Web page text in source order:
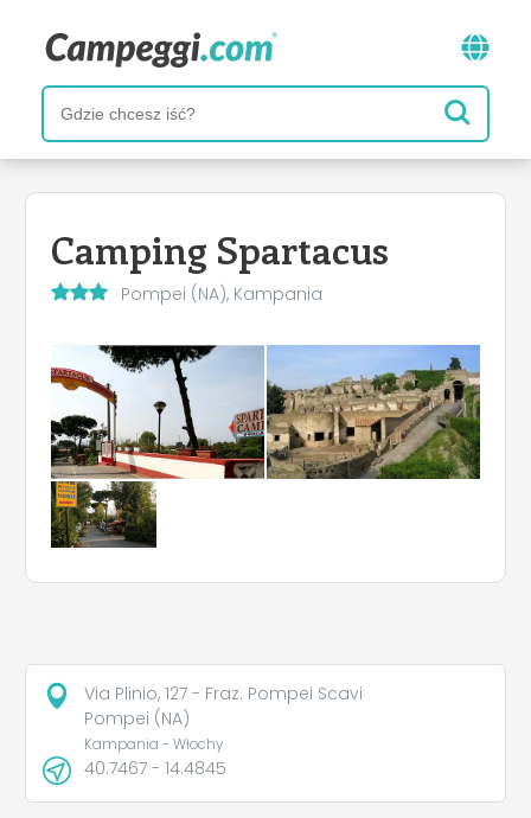
Camping Spartacus
Pompei (NA), Kampania
Via Plinio, 127 - Fraz. Pompei Scavi
Pompei (NA)
Kampania - Włochy
40.7467 - 14.4845